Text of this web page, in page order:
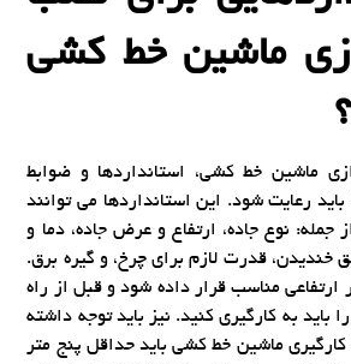
ماشین خط کشی
ماشین خط کشی، استانداردها و ضوابط
رعایت شود. این استانداردها می توانند
جمله: نوع جاده، ارتفاع و عرض جاده، دما و
خندیدن، قدرت لازم برای چرخ، و گیره برق.
مناسب قرار داده شود و قبل از راه
باید به کارگیری کنید. نیز باید توجه داشته
ماشین خط کشی باید حداقل پنج متر